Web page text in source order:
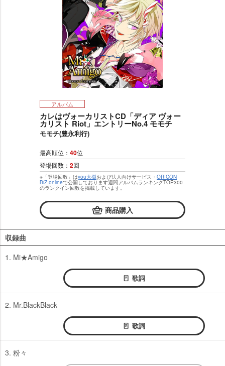
アルバム
カレはヴォーカリストCD「ディア ヴォー
カリスト Riot」エントリーNo.4 モモチ
モモチ(豊永利行)
最高順位： 40位
登場回数： 2回
※「登場回数」はyou大樹および法人向けサービス・ ORICON
BiZ onlineで公開しております週間アルバムランキングTOP300
のランクイン回数を掲載しています。
商品購入
収録曲
1. Mi★Amigo
歌詞
2. Mr.BlackBlack
歌詞
3. 粉々